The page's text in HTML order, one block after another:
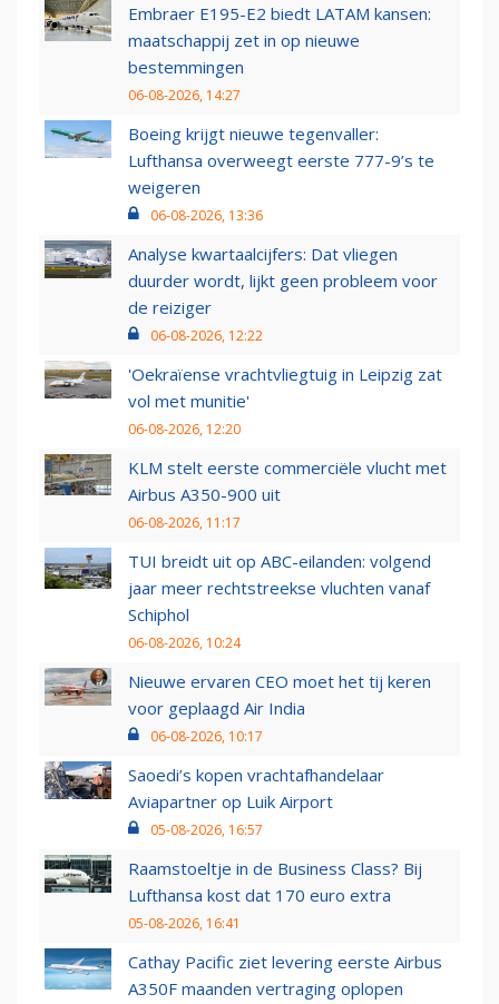
Embraer E195-E2 biedt LATAM kansen:
maatschappij zet in op nieuwe
bestemmingen
06-08-2026, 14:27
Boeing krijgt nieuwe tegenvaller:
Lufthansa overweegt eerste 777-9’s te
weigeren
06-08-2026, 13:36
Analyse kwartaalcijfers: Dat vliegen
duurder wordt, lijkt geen probleem voor
de reiziger
06-08-2026, 12:22
'Oekraïense vrachtvliegtuig in Leipzig zat
vol met munitie'
06-08-2026, 12:20
KLM stelt eerste commerciële vlucht met
Airbus A350-900 uit
06-08-2026, 11:17
TUI breidt uit op ABC-eilanden: volgend
jaar meer rechtstreekse vluchten vanaf
Schiphol
06-08-2026, 10:24
Nieuwe ervaren CEO moet het tij keren
voor geplaagd Air India
06-08-2026, 10:17
Saoedi’s kopen vrachtafhandelaar
Aviapartner op Luik Airport
05-08-2026, 16:57
Raamstoeltje in de Business Class? Bij
Lufthansa kost dat 170 euro extra
05-08-2026, 16:41
Cathay Pacific ziet levering eerste Airbus
A350F maanden vertraging oplopen